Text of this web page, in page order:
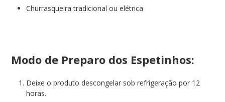
Churrasqueira tradicional ou elétrica
Modo de Preparo dos Espetinhos:
Deixe o produto descongelar sob refrigeração por 12
horas.